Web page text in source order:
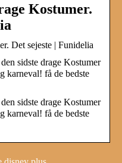
Kostumer.
Det sejeste | Funidelia
sidste drage Kostumer
karneval! få de bedste
sidste drage Kostumer
karneval! få de bedste